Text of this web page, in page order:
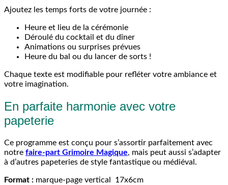
Ajoutez les temps forts de votre journée :
Heure et lieu de la cérémonie
Déroulé du cocktail et du dîner
Animations ou surprises prévues
Heure du bal ou du lancer de sorts !
Chaque texte est modifiable pour refléter votre ambiance et
votre imagination.
En parfaite harmonie avec votre
papeterie
Ce programme est conçu pour s’assortir parfaitement avec
notre faire-part Grimoire Magique, mais peut aussi s’adapter
à d’autres papeteries de style fantastique ou médiéval.
Format : marque-page vertical 17x6cm